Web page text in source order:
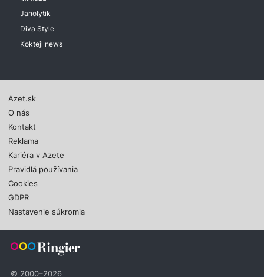
Janolytik
Diva Style
Koktejl news
Azet.sk
O nás
Kontakt
Reklama
Kariéra v Azete
Pravidlá používania
Cookies
GDPR
Nastavenie súkromia
© 2000–2026